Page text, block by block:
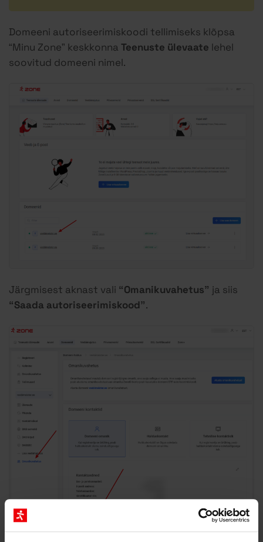
Domeeni autoriseerimiskoodi tellimiseks klõpsa
“Minu Zone” keskkonna Teenuste ülevaate lehel
soovitud domeeni nimel.
Järgmisest aknast vali “Omanikuvahetus” ja siis
“Saada autoriseerimiskood”.